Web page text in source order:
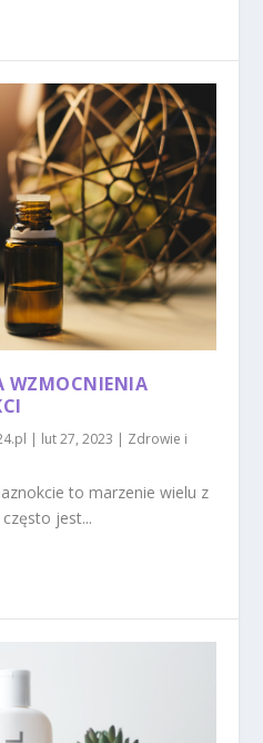
WZMOCNIENIA
| lut 27, 2023 | Zdrowie i
to marzenie wielu z
jest...